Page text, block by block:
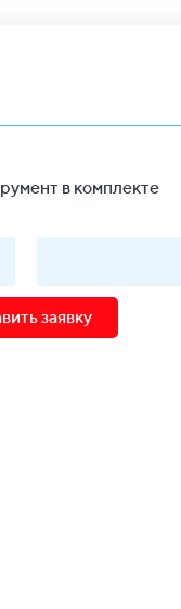
в комплекте
заявку